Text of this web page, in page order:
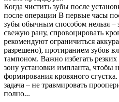
Когда чистить зубы после
после операции В первые часы
зубы обычным способом нельзя –
свежую рану, спровоцировать
рекомендуют ограничиться
разрешено), протиранием зубов
тампоном. Важно избегать
зону установки импланта, чтобы
формирования кровяного
задача – не травмировать
полно...